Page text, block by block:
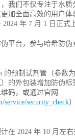
我们不仅专注于水质
加全面高效的用户体
年 7 月 1 日正式
平台，参与哈希防伪
的预制试剂管（参数
的外包装增加防伪标
码，或通过官网
service/security_check
在 2024 年 10 月左